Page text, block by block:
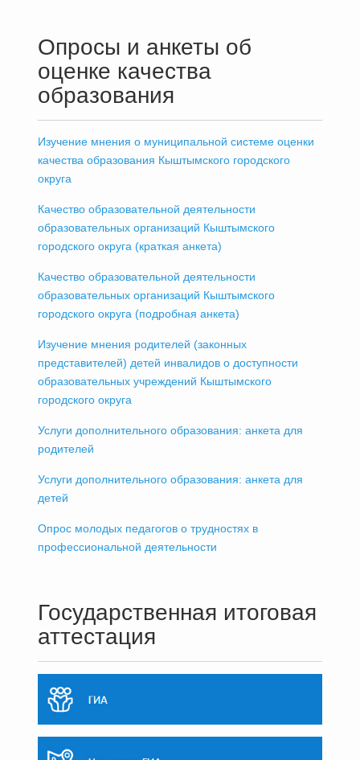
Опросы и анкеты об
оценке качества
образования
Изучение мнения о муниципальной системе оценки
качества образования Кыштымского городского
округа
Качество образовательной деятельности
образовательных организаций Кыштымского
городского округа (краткая анкета)
Качество образовательной деятельности
образовательных организаций Кыштымского
городского округа (подробная анкета)
Изучение мнения родителей (законных
представителей) детей инвалидов о доступности
образовательных учреждений Кыштымского
городского округа
Услуги дополнительного образования: анкета для
родителей
Услуги дополнительного образования: анкета для
детей
Опрос молодых педагогов о трудностях в
профессиональной деятельности
Государственная итоговая
аттестация